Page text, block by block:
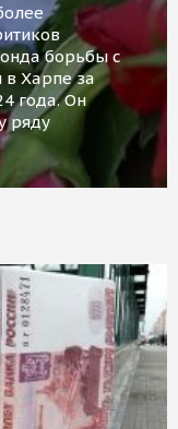
борьбы с
в Харпе за
года. Он
ряду